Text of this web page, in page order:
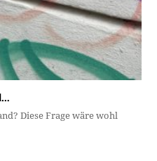
Diese Frage wäre wohl